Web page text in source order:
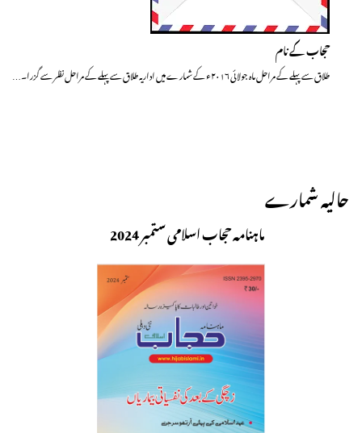
حجاب کے نام
طلاق سے پہلے کے مراحل ماہ جولائی ۲۰۱۶ء کے شمارے میں اداریہ طلاق سے پہلے کے مراحل نظر سے گزرا۔…
حالیہ شمارے
ماہنامہ حجاب اسلامی ستمبر 2024